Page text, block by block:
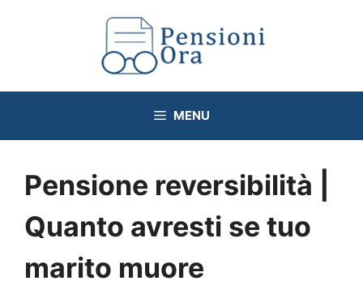
MENU
Pensione reversibilità |
Quanto avresti se tuo
marito muore